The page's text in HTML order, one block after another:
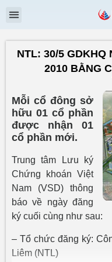
NTL: 30/5 GDKHQ
2010 BẰNG
Mỗi cổ đông sở
hữu 01 cổ phần
được nhận 01
cổ phần mới.
Trung tâm Lưu ký
Chứng khoán Việt
Nam (VSD) thông
báo về ngày đăng
ký cuối cùng như sau:
– Tổ chức đăng ký:
Liêm (NTL)